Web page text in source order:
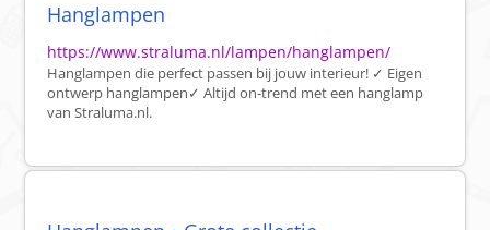
Hanglampen
https://www.straluma.nl/lampen/hanglampen/
Hanglampen die perfect passen bij jouw interieur! ✓ Eigen
ontwerp hanglampen✓ Altijd on-trend met een hanglamp
van Straluma.nl.